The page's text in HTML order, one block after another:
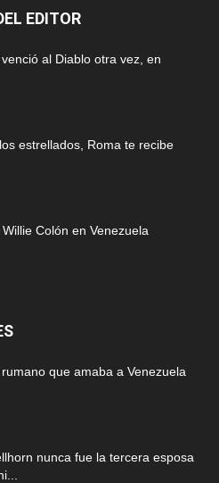
EDITOR
al Diablo otra vez, en
estrellados, Roma te recibe
Colón en Venezuela
que amaba a Venezuela
nunca fue la tercera esposa